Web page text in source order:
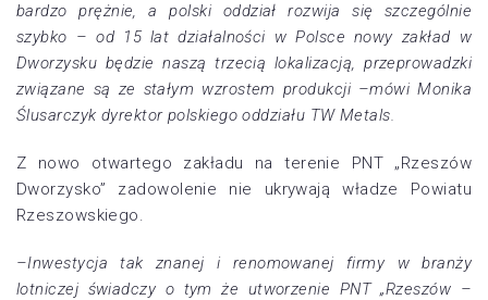
bardzo prężnie, a polski oddział rozwija się szczególnie
szybko – od 15 lat działalności w Polsce nowy zakład w
Dworzysku będzie naszą trzecią lokalizacją, przeprowadzki
związane są ze stałym wzrostem produkcji –mówi Monika
Ślusarczyk dyrektor polskiego oddziału TW Metals.
Z nowo otwartego zakładu na terenie PNT „Rzeszów
Dworzysko” zadowolenie nie ukrywają władze Powiatu
Rzeszowskiego.
–Inwestycja tak znanej i renomowanej firmy w branży
lotniczej świadczy o tym że utworzenie PNT „Rzeszów –